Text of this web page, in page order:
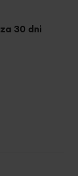
za 30 dni